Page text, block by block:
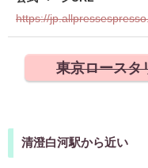
https://
東京ロースタ
清澄白河駅から近い